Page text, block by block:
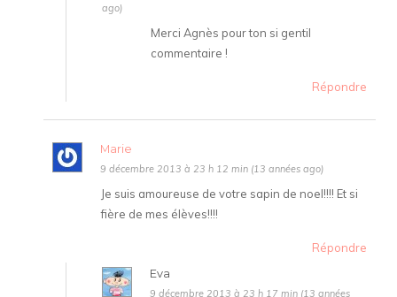
ago)
Merci Agnès pour ton si gentil
commentaire !
Répondre
Marie
9 décembre 2013 à 23 h 12 min (13 années ago)
Je suis amoureuse de votre sapin de noel!!!! Et si
fière de mes élèves!!!!
Répondre
Eva
9 décembre 2013 à 23 h 17 min (13 années